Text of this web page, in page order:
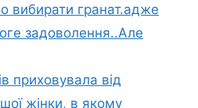
вибирати гранат.адже
задоволення..Але
приховувала від
жінки, в якому